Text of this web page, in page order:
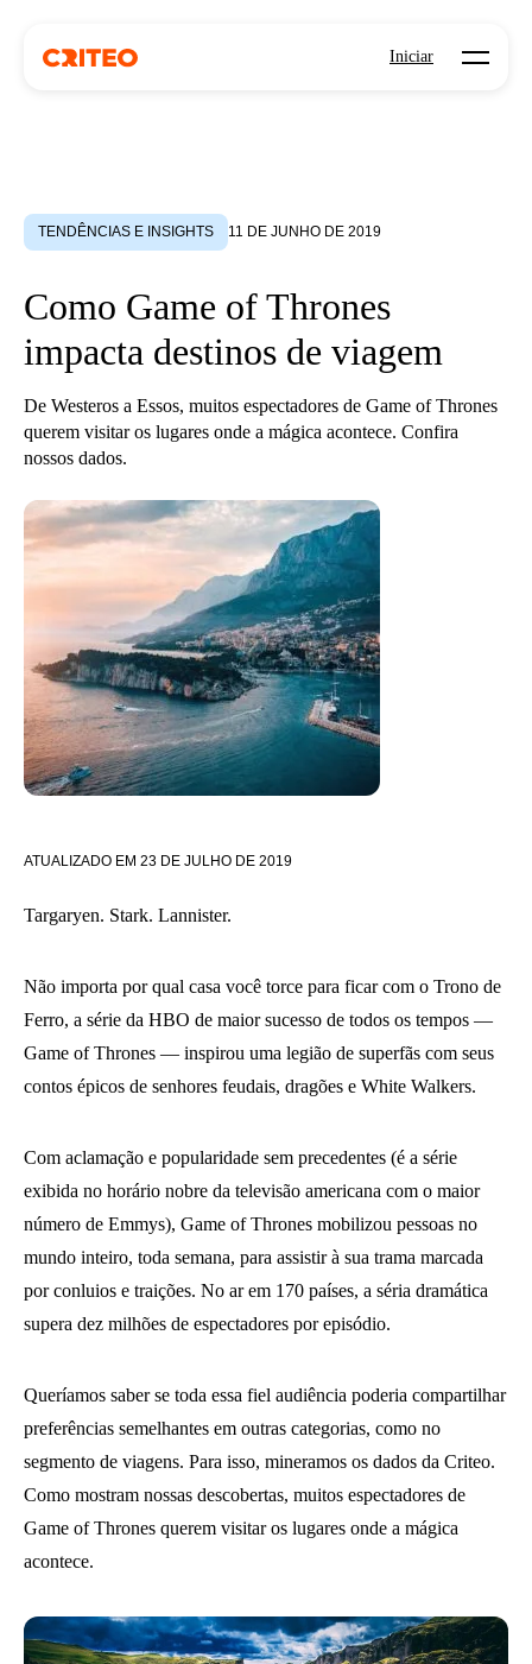
Iniciar Open
TENDÊNCIAS E INSIGHTS 11 DE JUNHO DE 2019
Como Game of Thrones
impacta destinos de viagem
De Westeros a Essos, muitos espectadores de Game of Thrones
querem visitar os lugares onde a mágica acontece. Confira
nossos dados.
ATUALIZADO EM 23 DE JULHO DE 2019
Targaryen. Stark. Lannister.
Não importa por qual casa você torce para ficar com o Trono de
Ferro, a série da HBO de maior sucesso de todos os tempos —
Game of Thrones — inspirou uma legião de superfãs com seus
contos épicos de senhores feudais, dragões e White Walkers.
Com aclamação e popularidade sem precedentes (é a série
exibida no horário nobre da televisão americana com o maior
número de Emmys), Game of Thrones mobilizou pessoas no
mundo inteiro, toda semana, para assistir à sua trama marcada
por conluios e traições. No ar em 170 países, a séria dramática
supera dez milhões de espectadores por episódio.
Queríamos saber se toda essa fiel audiência poderia compartilhar
preferências semelhantes em outras categorias, como no
segmento de viagens. Para isso, mineramos os dados da Criteo.
Como mostram nossas descobertas, muitos espectadores de
Game of Thrones querem visitar os lugares onde a mágica
acontece.